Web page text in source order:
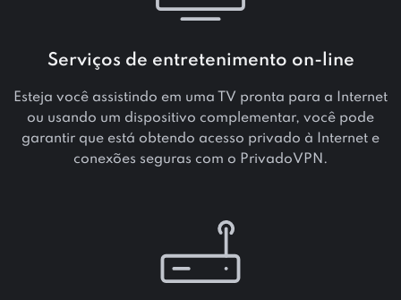
Serviços de entretenimento on-line
Esteja você assistindo em uma TV pronta para a Internet
ou usando um dispositivo complementar, você pode
garantir que está obtendo acesso privado à Internet e
conexões seguras com o PrivadoVPN.